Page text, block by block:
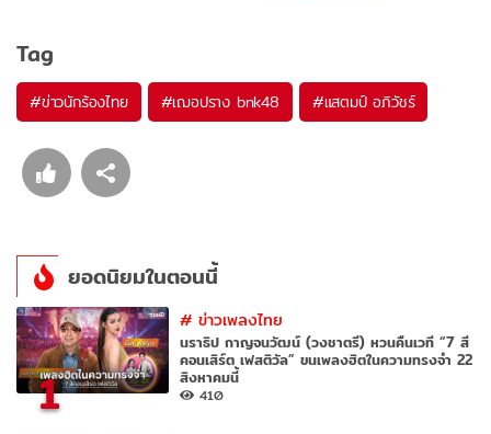
Tag
#ข่าวนักร้องไทย #เฌอปราง bnk48 #แสตมป์ อภิวัชร์
ยอดนิยมในตอนนี้
1
#ข่าวเพลงไทย
นราธิป กาญจนวัฒน์ (วงชาตรี) หวนคืนเวที “7 สี
คอนเสิร์ต เฟสติวัล” ขนเพลงฮิตในความทรงจำ 22
สิงหาคมนี้
410